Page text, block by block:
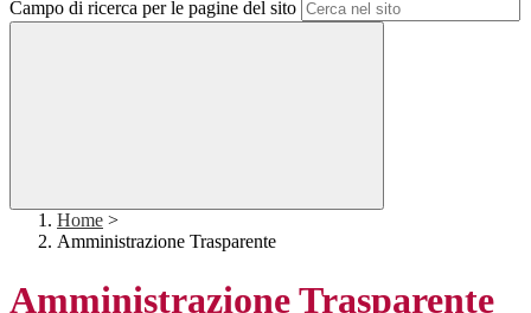
Campo di ricerca per le pagine del sito
Home >
Amministrazione Trasparente
Amministrazione Trasparente